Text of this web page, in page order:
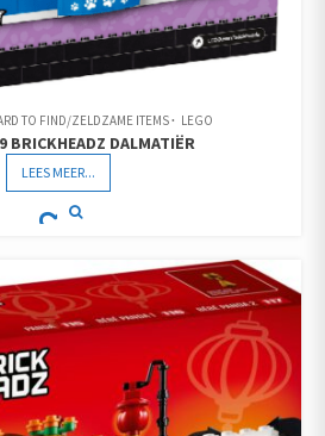
TO FIND/ZELDZAME ITEMS LEGO
BRICKHEADZ DALMATIËR
LEES MEER...